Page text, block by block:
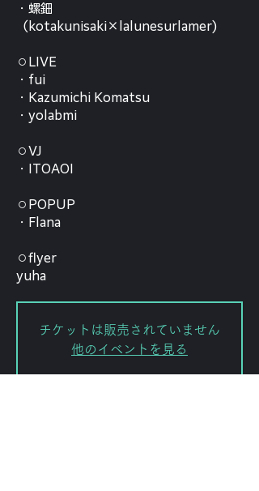
・螺鈿
（kotakunisaki×lalunesurlamer)
⚪︎LIVE
・fui
・Kazumichi Komatsu
・yolabmi
⚪︎VJ
・ITOAOI
⚪︎POPUP
・Flana
⚪︎flyer
yuha
チケットは販売されていません
他のイベントを見る